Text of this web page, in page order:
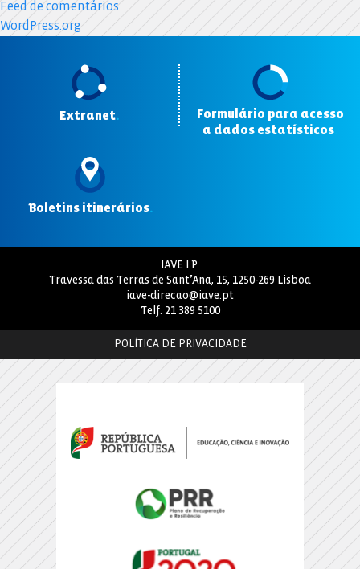
Feed de comentários
WordPress.org
Extranet.
Formulário para acesso
a dados estatísticos
Boletins itinerários.
IAVE I.P.
Travessa das Terras de Sant’Ana, 15, 1250-269 Lisboa
iave-direcao@iave.pt
Telf. 21 389 5100
POLÍTICA DE PRIVACIDADE